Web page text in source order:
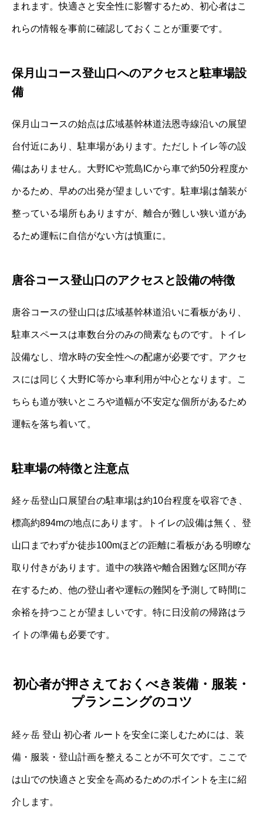
まれます。快適さと安全性に影響するため、初心者はこ
れらの情報を事前に確認しておくことが重要です。
保月山コース登山口へのアクセスと駐車場設
備
保月山コースの始点は広域基幹林道法恩寺線沿いの展望
台付近にあり、駐車場があります。ただしトイレ等の設
備はありません。大野ICや荒島ICから車で約50分程度か
かるため、早めの出発が望ましいです。駐車場は舗装が
整っている場所もありますが、離合が難しい狭い道があ
るため運転に自信がない方は慎重に。
唐谷コース登山口のアクセスと設備の特徴
唐谷コースの登山口は広域基幹林道沿いに看板があり、
駐車スペースは車数台分のみの簡素なものです。トイレ
設備なし、増水時の安全性への配慮が必要です。アクセ
スには同じく大野IC等から車利用が中心となります。こ
ちらも道が狭いところや道幅が不安定な個所があるため
運転を落ち着いて。
駐車場の特徴と注意点
経ヶ岳登山口展望台の駐車場は約10台程度を収容でき、
標高約894mの地点にあります。トイレの設備は無く、登
山口までわずか徒歩100mほどの距離に看板がある明瞭な
取り付きがあります。道中の狭路や離合困難な区間が存
在するため、他の登山者や運転の難関を予測して時間に
余裕を持つことが望ましいです。特に日没前の帰路はラ
イトの準備も必要です。
初心者が押さえておくべき装備・服装・
プランニングのコツ
経ヶ岳 登山 初心者 ルートを安全に楽しむためには、装
備・服装・登山計画を整えることが不可欠です。ここで
は山での快適さと安全を高めるためのポイントを主に紹
介します。